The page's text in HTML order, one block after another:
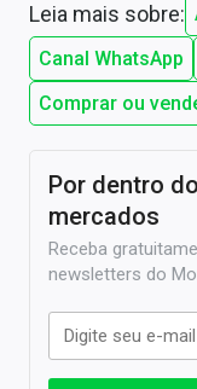
Leia mais sobre:
Canal WhatsApp
Comprar ou
Por dentro
mercados
Receba
newsletters do